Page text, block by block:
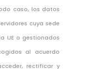
caso, los datos
cuya sede
UE o gestionados
al acuerdo
rectificar y